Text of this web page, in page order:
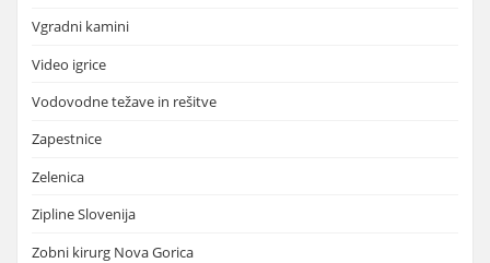
Vgradni kamini
Video igrice
Vodovodne težave in rešitve
Zapestnice
Zelenica
Zipline Slovenija
Zobni kirurg Nova Gorica